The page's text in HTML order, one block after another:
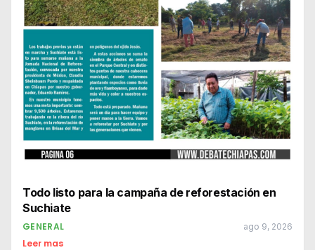
Todo listo para la campaña de reforestación en
Suchiate
GENERAL ago 9, 2026
Leer mas